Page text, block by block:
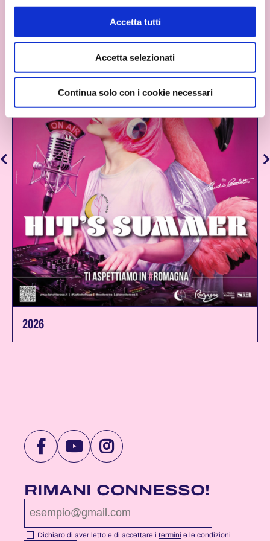
Accetta tutti
Accetta selezionati
Continua solo con i cookie necessari
2026
VISITA
PAGINA
FACEBOOK
DI
NOTTEROSA
VISITA
PAGINA
YOUTUBE
DI
NOTTEROSA
VISITA
PAGINA
INSTAGRAM
DI
NOTTEROSA
RIMANI CONNESSO!
Dichiaro di aver letto e di accettare i termini e le condizioni